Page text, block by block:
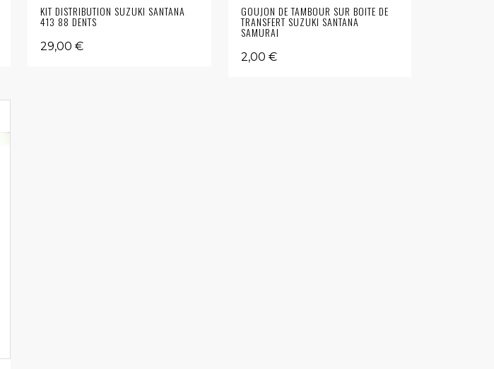
KIT DISTRIBUTION SUZUKI SANTANA
413 88 DENTS
29,00 €
GOUJON DE TAMBOUR SUR BOITE DE
TRANSFERT SUZUKI SANTANA
SAMURAI
2,00 €